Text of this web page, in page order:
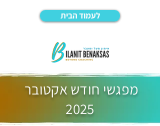
לעמוד הבית
מפגשי חודש אקטובר
2025